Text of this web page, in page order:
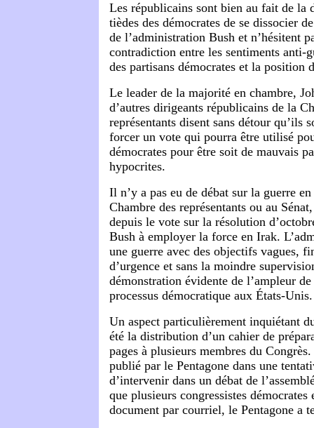
Les républicains sont bien au fait de la
tièdes des démocrates de se dissocier
de l’administration Bush et n’hésitent
contradiction entre les sentiments anti-
des partisans démocrates et la position
Le leader de la majorité en chambre,
d’autres dirigeants républicains de la
représentants disent sans détour qu’ils
forcer un vote qui pourra être utilisé
démocrates pour être soit de mauvais
hypocrites.
Il n’y a pas eu de débat sur la guerre
Chambre des représentants ou au
depuis le vote sur la résolution
Bush à employer la force en Irak.
une guerre avec des objectifs vagues,
d’urgence et sans la moindre
démonstration évidente de l’ampleur
processus démocratique aux États-Unis.
Un aspect particulièrement inquiétant
été la distribution d’un cahier de
pages à plusieurs membres du
publié par le Pentagone dans une
d’intervenir dans un débat de
que plusieurs congressistes démocrates
document par courriel, le Pentagone a